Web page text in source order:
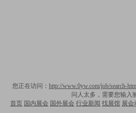
您正在访问： http://www.0yw.com/job/search-
问人太多，需要您输入
首页 国内展会 国外展会 行业新闻 找展馆 展会